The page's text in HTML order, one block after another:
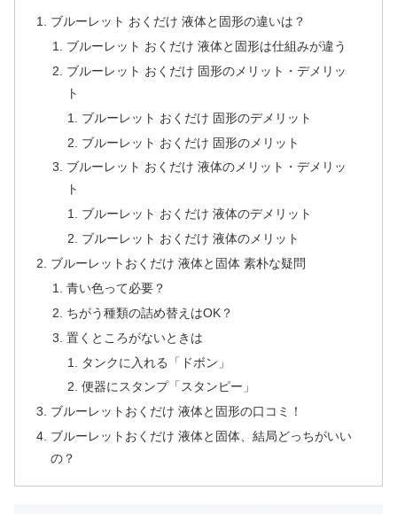
ブルーレット おくだけ 液体と固形の違いは？
ブルーレット おくだけ 液体と固形は仕組みが違う
ブルーレット おくだけ 固形のメリット・デメリッ
ト
ブルーレット おくだけ 固形のデメリット
ブルーレット おくだけ 固形のメリット
ブルーレット おくだけ 液体のメリット・デメリッ
ト
ブルーレット おくだけ 液体のデメリット
ブルーレット おくだけ 液体のメリット
ブルーレットおくだけ 液体と固体 素朴な疑問
青い色って必要？
ちがう種類の詰め替えはOK？
置くところがないときは
タンクに入れる「ドボン」
便器にスタンプ「スタンピー」
ブルーレットおくだけ 液体と固形の口コミ！
ブルーレットおくだけ 液体と固体、結局どっちがいい
の？